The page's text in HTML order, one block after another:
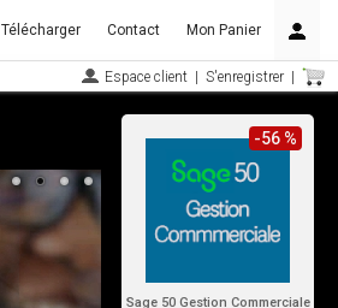
Télécharger Contact Mon Panier
Espace client S'enregistrer
Sage 50 Gestion Commerciale
-56 %